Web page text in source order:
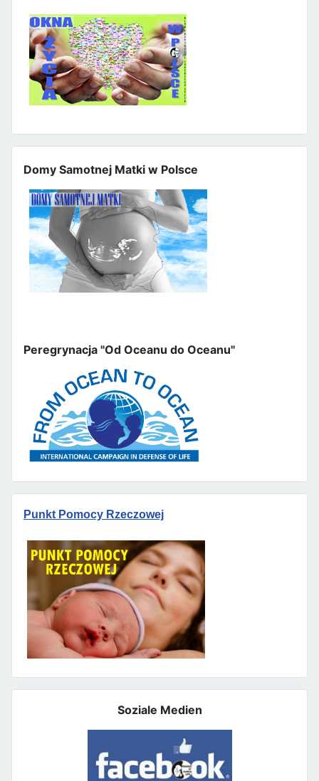
Domy Samotnej Matki w Polsce
Peregrynacja "Od Oceanu do Oceanu"
Punkt Pomocy Rzeczowej
Soziale Medien